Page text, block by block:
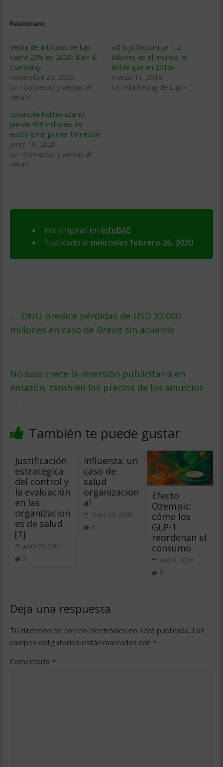
Relacionado
Venta de artículos de lujo
caerá 23% en 2020: Bain &
Company
noviembre 20, 2020
En «Comercio y ventas al
detal»
«El lujo factura ya 1,2
billones en el mundo, el
doble que en 2010»
marzo 11, 2018
En «Marketing de Lujo»
Española Inditex (Zara)
pierde 409 millones de
euros en el primer trimestre
junio 10, 2020
En «Comercio y ventas al
detal»
Ver original en InfoBAE
Publicado el miércoles febrero 26, 2020
← ONU predice pérdidas de USD 32.000
millones en caso de Brexit sin acuerdo
No solo crece la inversión publicitaria en
Amazon, también los precios de los anuncios
→
También te puede gustar
Justificación
estratégica
del control y
la evaluación
en las
organizacion
es de salud
[1]
junio 28, 2004
3
Influenza: un
caso de
salud
organizacion
al
mayo 28, 2009
0
Efecto
Ozempic:
cómo los
GLP-1
reordenan el
consumo
julio 9, 2026
0
Deja una respuesta
Tu dirección de correo electrónico no será publicada. Los
campos obligatorios están marcados con *
Comentario *